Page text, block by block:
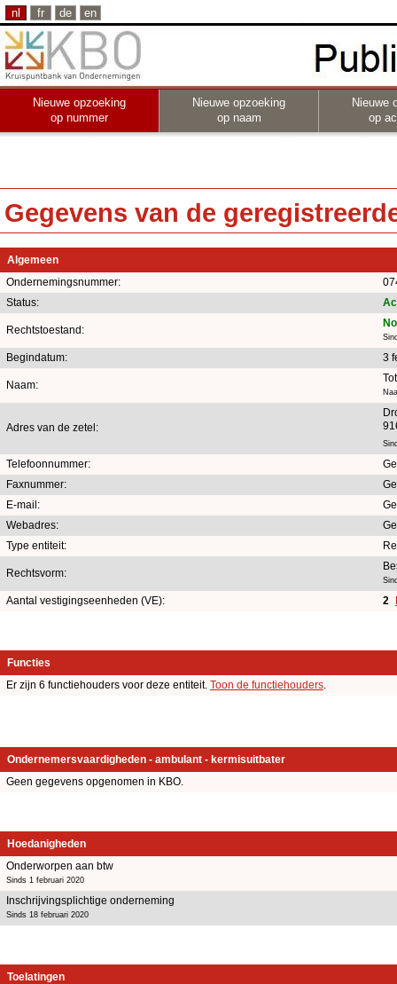
nl fr de en
Nieuwe opzoeking
op nummer
Nieuwe opzoeking
op naam
Nieuwe
op
Gegevens van de
Algemeen
Ondernemingsnummer:
Status:
Rechtstoestand:
Begindatum: 3
Naam:
Adres van de zetel:
Telefoonnummer:
Faxnummer:
E-mail:
Webadres:
Type entiteit:
Rechtsvorm:
Aantal vestigingseenheden (VE): 2
Functies
Er zijn 6 functiehouders voor deze entiteit. Toon de functiehouders.
Ondernemersvaardigheden - ambulant - kermisuitbater
Geen gegevens opgenomen in KBO.
Hoedanigheden
Onderworpen aan btw
Sinds 1 februari 2020
Inschrijvingsplichtige onderneming
Sinds 18 februari 2020
Toelatingen